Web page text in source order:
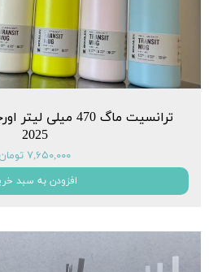
ترانسیت ماگ 470
2025
۷,۶۵۰,۰۰۰ تومان
افزودن به سبد